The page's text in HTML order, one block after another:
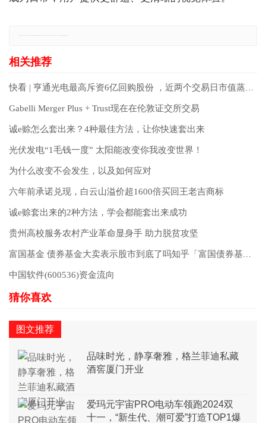
快看 | 亨通光电最高斥资6亿回购股份 ，近两个交易日市值蒸发约45亿元
Gabelli Merger Plus + Trust现在在伦敦证交所交易
诚e赊怎么套出来？4种最佳方法，让你快速套出来
光伏发电“1毛钱一度” 太阳能改变你我改变世界！
为什么改变不会发生，以及如何应对
六年前承诺兑现，白云山溢价超1600倍买回王老吉商标
诚e赊套出来的2种方法，学会都能套出来成功
贵州高校服务农村产业革命显身手 助力脱贫攻坚
富国基金 债券基金大卖表示股市到底了吗知乎「富国债券基金怎么样」
中国软件(600536)资金流向
图文推荐
品味时光，静享奢雅，格兰菲迪私藏
酒窖厦门开业
爱玛元宇宙PRO电动车领跑2024双
十一，“新生代、潮可爱”打造TOP1爆